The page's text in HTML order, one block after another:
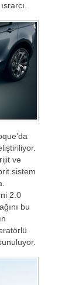
ve
sistem
2.0
bu